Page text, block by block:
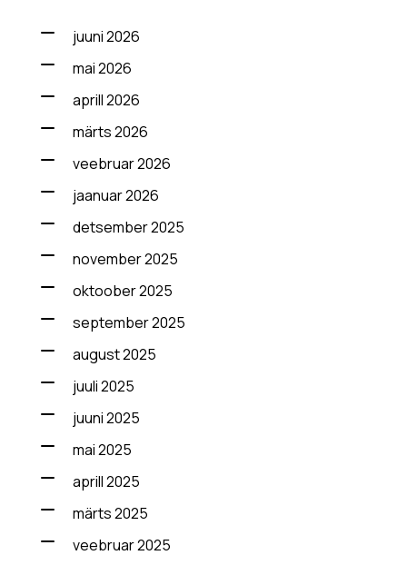
juuni 2026
mai 2026
aprill 2026
märts 2026
veebruar 2026
jaanuar 2026
detsember 2025
november 2025
oktoober 2025
september 2025
august 2025
juuli 2025
juuni 2025
mai 2025
aprill 2025
märts 2025
veebruar 2025